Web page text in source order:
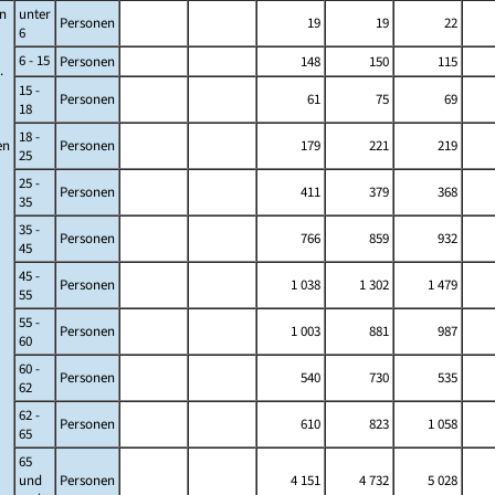
unter
6
Personen 19 19 22
6 - 15 Personen 148 150 115
15 -
18
Personen 61 75 69
18 -
25
Personen 179 221 219
25 -
35
Personen 411 379 368
35 -
45
Personen 766 859 932
45 -
55
Personen 1 038 1 302 1 479
55 -
60
Personen 1 003 881 987
60 -
62
Personen 540 730 535
62 -
65
Personen 610 823 1 058
65
und
Personen 4 151 4 732 5 028